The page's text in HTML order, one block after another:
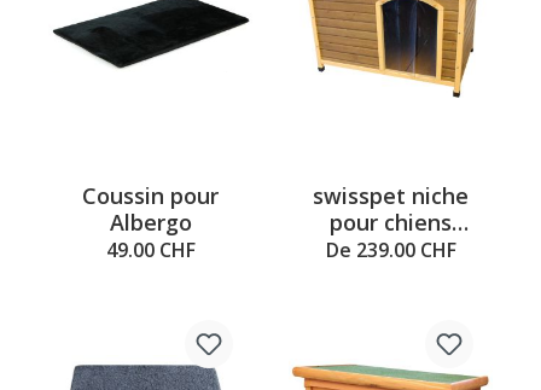
Coussin pour
Albergo
49.00 CHF
swisspet niche
pour chiens
Albergo
De 239.00 CHF